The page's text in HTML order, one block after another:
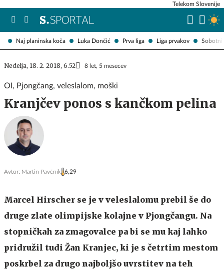
Naj planinska koča Luka Dončić Prva liga Liga prvakov Sobotni
Telekom Slovenije
Nedelja, 18. 2. 2018, 6.52 8 let, 5 mesecev
OI, Pjongčang, veleslalom, moški
Kranjčev ponos s kančkom pelina
Avtor: Martin Pavčnik 6,29
Marcel Hirscher se je v veleslalomu prebil še do
druge zlate olimpijske kolajne v Pjongčangu. Na
stopničkah za zmagovalce pa bi se mu kaj lahko
pridružil tudi Žan Kranjec, ki je s četrtim mestom
poskrbel za drugo najboljšo uvrstitev na teh